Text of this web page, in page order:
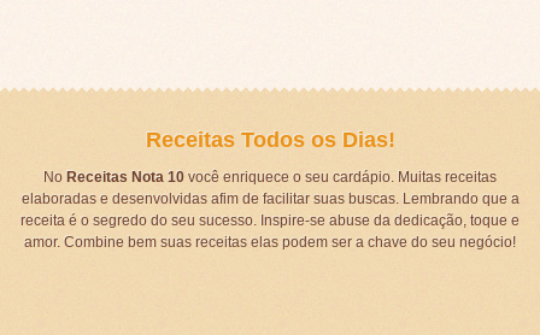
Receitas Todos os Dias!
No Receitas Nota 10você enriquece o seu cardápio. Muitas receitas
elaboradas e desenvolvidas afim de facilitar suas buscas. Lembrando que a
receita é o segredo do seu sucesso. Inspire-se abuse da dedicação, toque e
amor. Combine bem suas receitas elas podem ser a chave do seu negócio!